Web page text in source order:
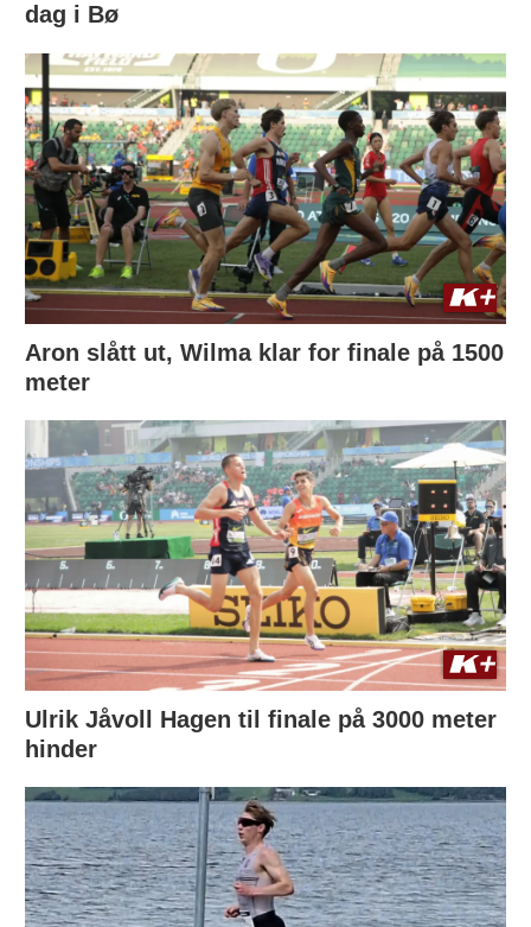
dag i Bø
Aron slått ut, Wilma klar for finale på 1500
meter
Ulrik Jåvoll Hagen til finale på 3000 meter
hinder